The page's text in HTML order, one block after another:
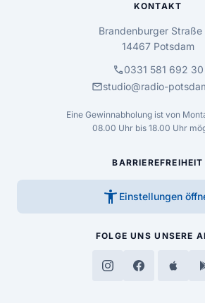
KONTAKT
Brandenburger Straße
14467 Potsdam
call0331 581 692 30
mailstudio@radio-
Eine Gewinnabholung ist von
08.00 Uhr bis 18.00 Uhr
BARRIEREFREIHEIT
accessibility_new Einstellungen
FOLGE UNS UNSERE